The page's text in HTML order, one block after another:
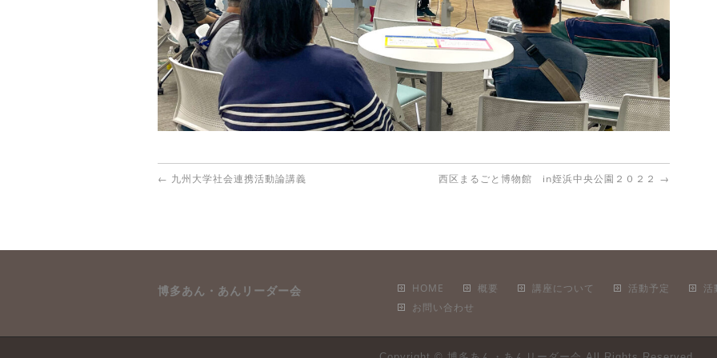
← 九州大学社会連携活動論講義 西区まるごと博物館 in姪浜中央公園２０２２ →
博多あん・あんリーダー会 HOME 概要 講座について 活動予定 活
お問い合わせ